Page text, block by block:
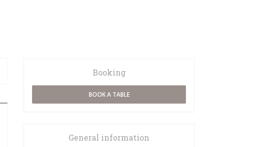
FORMULE - LE MIDI*
Booking
BOOK A TABLE
General information